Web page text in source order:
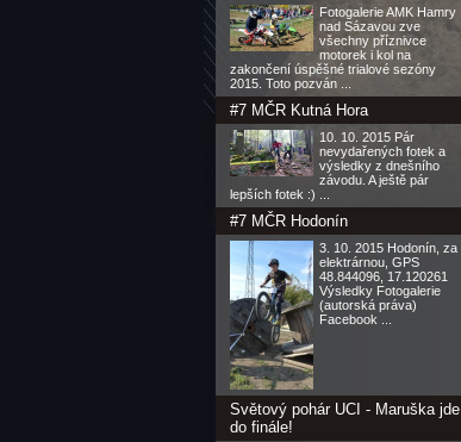
Fotogalerie AMK Hamry
nad Sázavou zve
všechny příznivce
motorek i kol na
zakončení úspěšné trialové sezóny
2015. Toto pozván ...
#7 MČR Kutná Hora
10. 10. 2015 Pár
nevydařených fotek a
výsledky z dnešního
závodu. A ještě pár
lepších fotek :) ...
#7 MČR Hodonín
3. 10. 2015 Hodonín, za
elektrárnou, GPS
48.844096, 17.120261
Výsledky Fotogalerie
(autorská práva)
Facebook ...
Světový pohár UCI - Maruška jde
do finále!